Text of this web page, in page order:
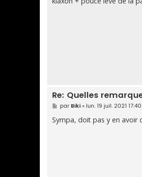
s
Re: Quelles
M
e
s
s
par Biki» lun. 19 juil. 2021 17:40
Sympa, doit pas y en avoir